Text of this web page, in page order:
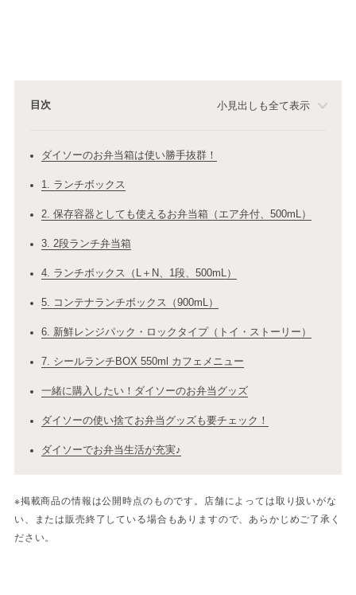
目次 小見出しも全て表示
ダイソーのお弁当箱は使い勝手抜群！
1. ランチボックス
2. 保存容器としても使えるお弁当箱（エア弁付、500mL）
3. 2段ランチ弁当箱
4. ランチボックス（L＋N、1段、500mL）
5. コンテナランチボックス（900mL）
6. 新鮮レンジパック・ロックタイプ（トイ・ストーリー）
7. シールランチBOX 550ml カフェメニュー
一緒に購入したい！ダイソーのお弁当グッズ
ダイソーの使い捨てお弁当グッズも要チェック！
ダイソーでお弁当生活が充実♪
※掲載商品の情報は公開時点のものです。店舗によっては取り扱いがな
い、または販売終了している場合もありますので、あらかじめご了承く
ださい。